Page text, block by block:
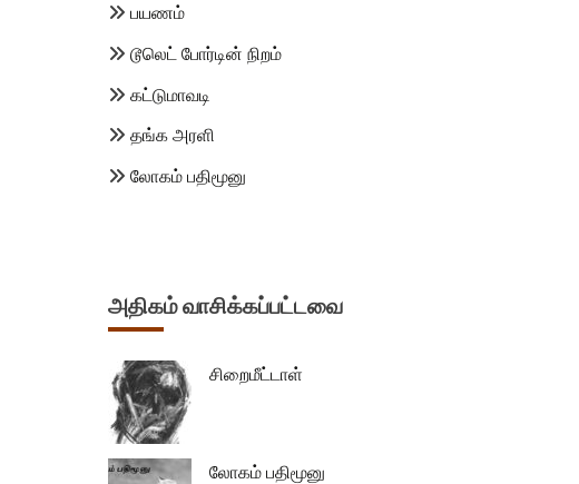
பயணம்
டூலெட் போர்டின் நிறம்
கட்டுமாவடி
தங்க அரளி
லோகம் பதிமூனு
அதிகம் வாசிக்கப்பட்டவை
சிறைமீட்டாள்
லோகம் பதிமூனு